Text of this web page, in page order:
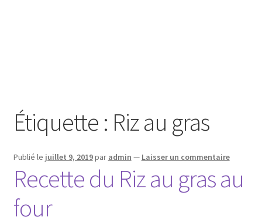
Étiquette : Riz au gras
Publié le juillet 9, 2019par admin — Laisser un commentaire
Recette du Riz au gras au
four